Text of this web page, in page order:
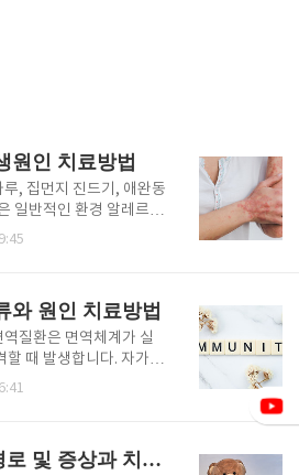
원인 치료방법
, 집먼지 진드기, 애완동
일반적인 환경 알레르겐
타나는 유전적 소인을
성 천식, 습진(아토피성
은 알레르기 질환을 유발
력이 있는 경우가 많으며
을 시사합니다. 그러나
알레르기 반응을 유발하
와 원인 치료방법
질환은 면역체계가 실
할 때 발생합니다. 자가면
알려져 있으며, 각 질
스(SLE): 여러 기관에인플루엔자의 유입경로 및 증상과 치료방법